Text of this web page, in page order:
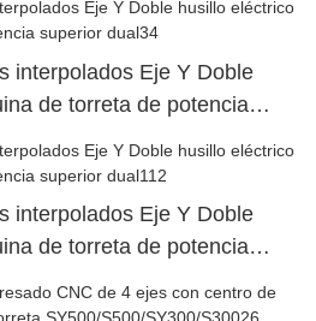
interpolados Eje Y Doble
de torreta de potencia
interpolados Eje Y Doble
de torreta de potencia